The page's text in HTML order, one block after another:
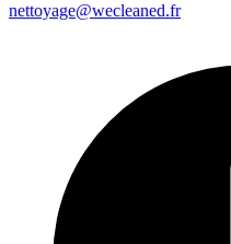
nettoyage@wecleaned.fr